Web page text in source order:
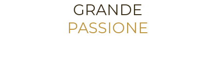
GRANDE
PASSIONE